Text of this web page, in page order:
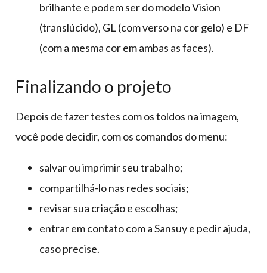
brilhante e podem ser do modelo Vision
(translúcido), GL (com verso na cor gelo) e DF
(com a mesma cor em ambas as faces).
Finalizando o projeto
Depois de fazer testes com os toldos na imagem,
você pode decidir, com os comandos do menu:
salvar ou imprimir seu trabalho;
compartilhá-lo nas redes sociais;
revisar sua criação e escolhas;
entrar em contato com a Sansuy e pedir ajuda,
caso precise.